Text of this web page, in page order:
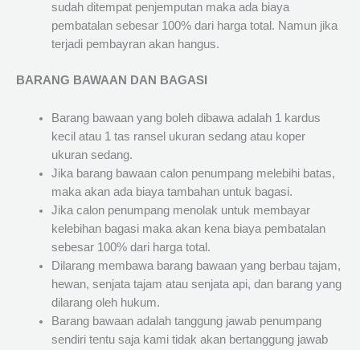
sudah ditempat penjemputan maka ada biaya
pembatalan sebesar 100% dari harga total. Namun jika
terjadi pembayran akan hangus.
BARANG BAWAAN DAN BAGASI
Barang bawaan yang boleh dibawa adalah 1 kardus
kecil atau 1 tas ransel ukuran sedang atau koper
ukuran sedang.
Jika barang bawaan calon penumpang melebihi batas,
maka akan ada biaya tambahan untuk bagasi.
Jika calon penumpang menolak untuk membayar
kelebihan bagasi maka akan kena biaya pembatalan
sebesar 100% dari harga total.
Dilarang membawa barang bawaan yang berbau tajam,
hewan, senjata tajam atau senjata api, dan barang yang
dilarang oleh hukum.
Barang bawaan adalah tanggung jawab penumpang
sendiri tentu saja kami tidak akan bertanggung jawab